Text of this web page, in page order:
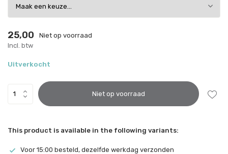
25,00
Niet op voorraad
Incl. btw
Uitverkocht
Niet op voorraad
This product is available in the following variants:
Voor 15:00 besteld, dezelfde werkdag verzonden